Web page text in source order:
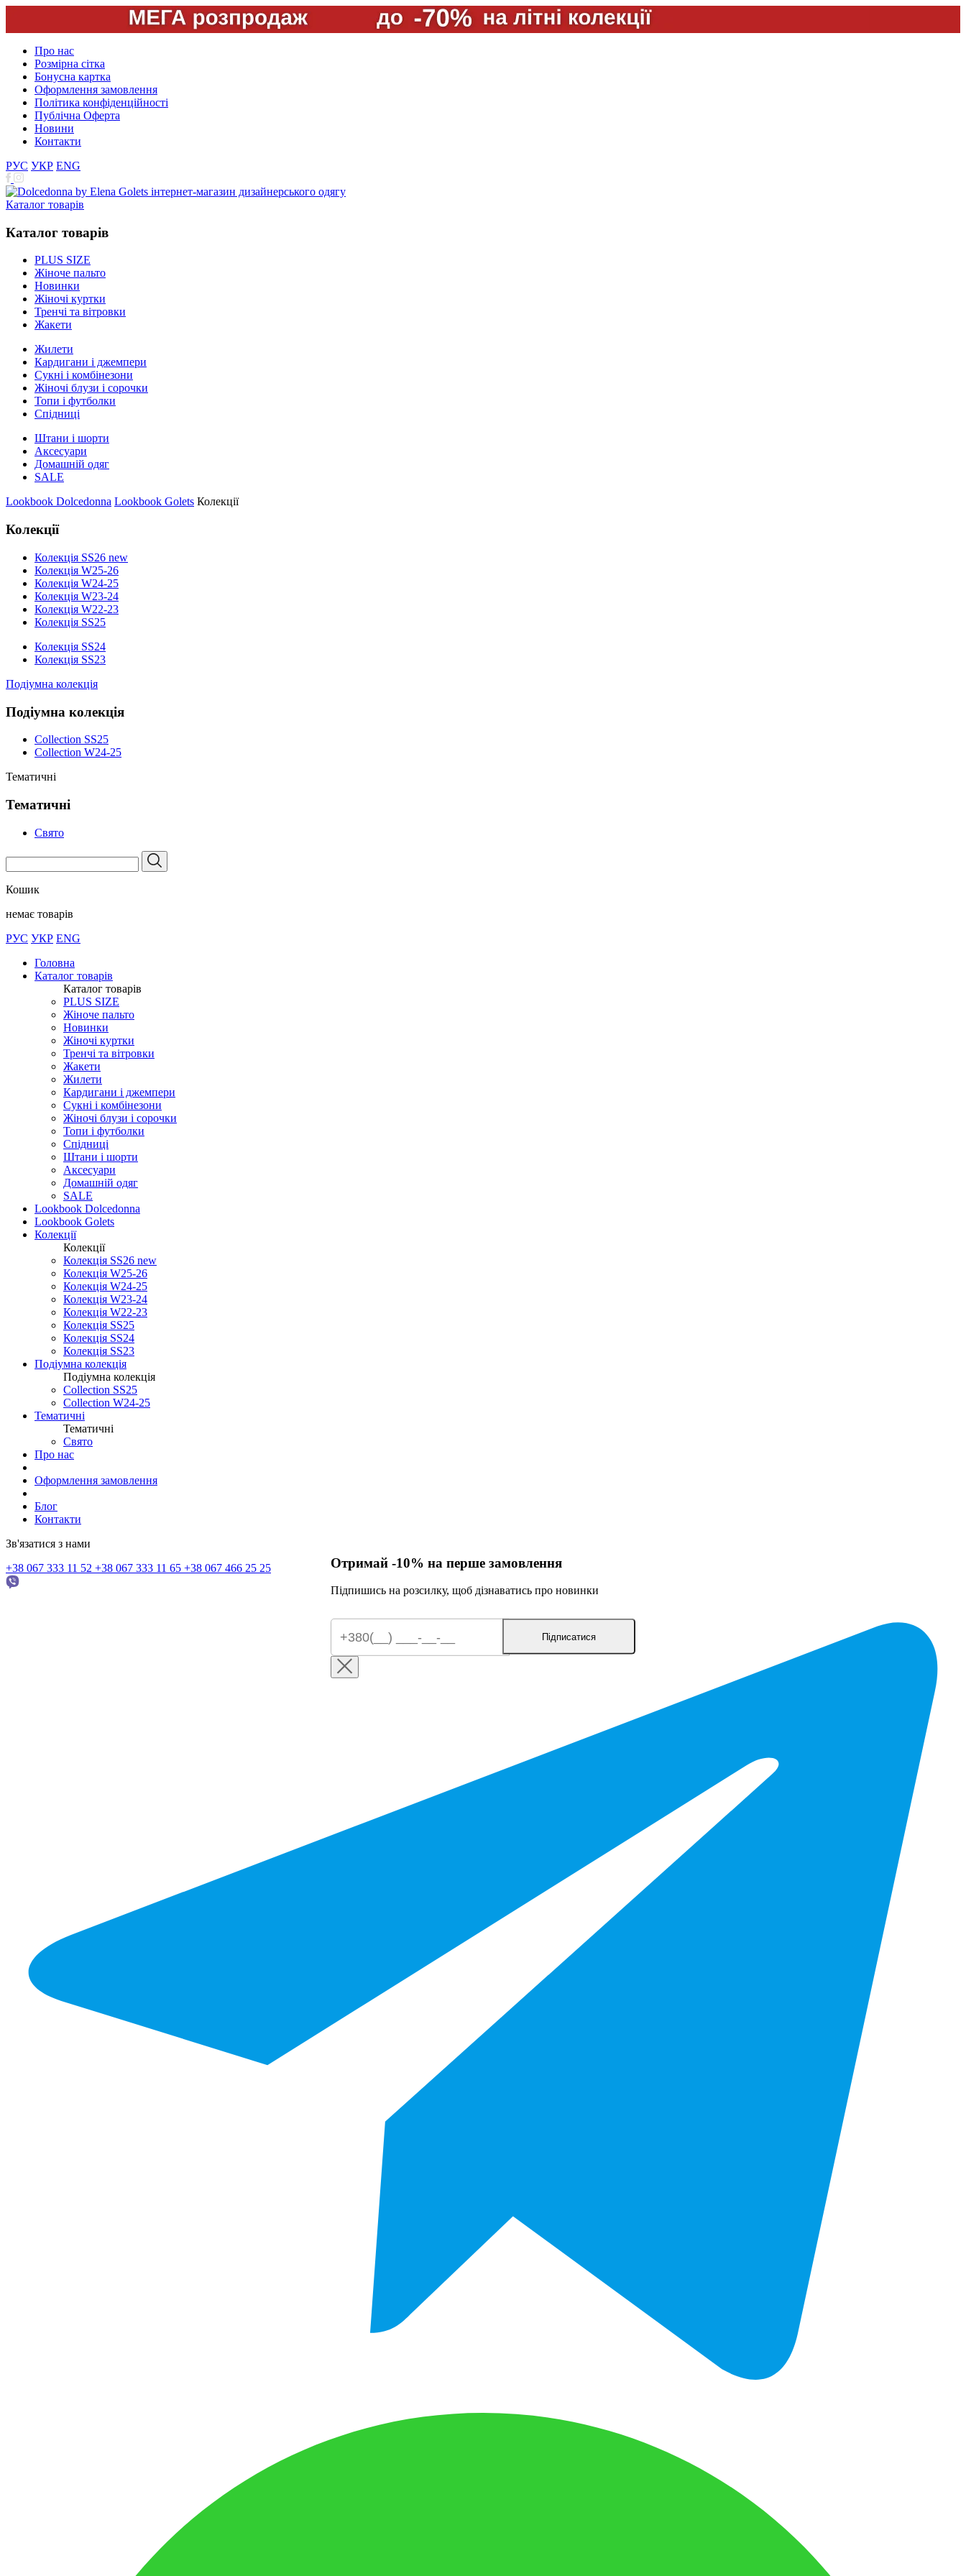
Про нас
Розмірна сітка
Бонусна картка
Оформлення замовлення
Політика конфіденційності
Публічна Оферта
Новини
Контакти
РУС УКР ENG
Каталог товарів
Каталог товарів
PLUS SIZE
Жіноче пальто
Новинки
Жіночі куртки
Тренчі та вітровки
Жакети
Жилети
Кардигани і джемпери
Сукні і комбінезони
Жіночі блузи і сорочки
Топи і футболки
Спідниці
Штани і шорти
Аксесуари
Домашній одяг
SALE
Lookbook Dolcedonna Lookbook Golets Колекції
Колекції
Колекція SS26 new
Колекція W25-26
Колекція W24-25
Колекція W23-24
Колекція W22-23
Колекція SS25
Колекція SS24
Колекція SS23
Подіумна колекція
Подіумна колекція
Collection SS25
Collection W24-25
Тематичні
Тематичні
Свято
Кошик
немає товарів
РУС УКР ENG
Головна
Каталог товарів
Каталог товарів
PLUS SIZE
Жіноче пальто
Новинки
Жіночі куртки
Тренчі та вітровки
Жакети
Жилети
Кардигани і джемпери
Сукні і комбінезони
Жіночі блузи і сорочки
Топи і футболки
Спідниці
Штани і шорти
Аксесуари
Домашній одяг
SALE
Lookbook Dolcedonna
Lookbook Golets
Колекції
Колекції
Колекція SS26 new
Колекція W25-26
Колекція W24-25
Колекція W23-24
Колекція W22-23
Колекція SS25
Колекція SS24
Колекція SS23
Подіумна колекція
Подіумна колекція
Collection SS25
Collection W24-25
Тематичні
Тематичні
Свято
Про нас
Оформлення замовлення
Блог
Контакти
Зв'язатися з нами
+38 067 333 11 52 +38 067 333 11 65 +38 067 466 25 25 Отримай -10% на перше замовлення
Підпишись на розсилку, щоб дізнаватись про новинки
Підписатися